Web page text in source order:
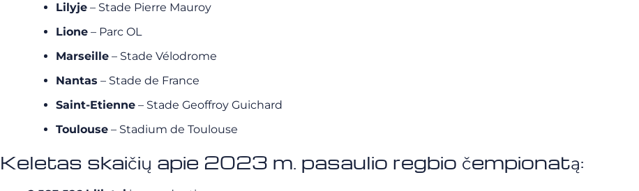
Lilyje – Stade Pierre Mauroy
Lione – Parc OL
Marseille – Stade Vélodrome
Nantas – Stade de France
Saint-Etienne – Stade Geoffroy Guichard
Toulouse – Stadium de Toulouse
Keletas skaičių apie 2023 m. pasaulio regbio čempionatą: